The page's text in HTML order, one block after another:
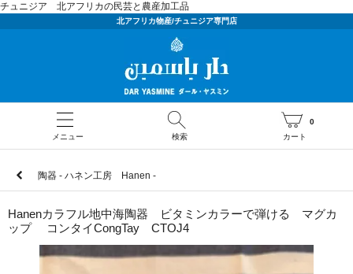
チュニジア 北アフリカの民芸と農産加工品
北アフリカ物産/チュニジア専門店
メニュー 検索 カート
0
陶器 - ハネン工房 Hanen -
Hanenカラフル地中海陶器 ビタミンカラーで弾ける マグカ
ップ コンタイCongTay CTOJ4